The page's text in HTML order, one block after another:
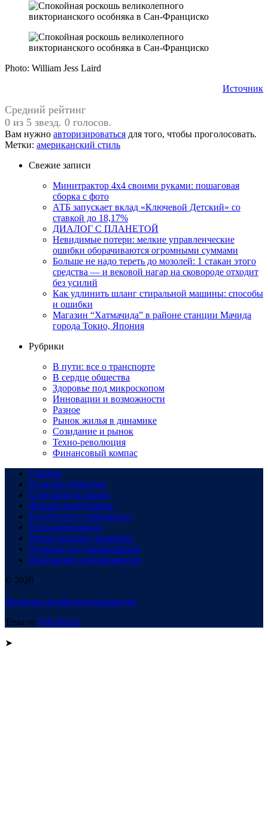
Photo: William Jess Laird
Источник
Средний рейтинг
0 из 5 звезд. 0 голосов.
Вам нужно авторизироваться для того, чтобы проголосовать.
Метки: американский стиль
Свежие записи
Минитрактор 4х4 своими руками: пошаговая
сборка с фото
АТБ запускает вклад «Ключевой Детский» со
ставкой до 18,17%
ДИАЛОГ С ПЛАНЕТОЙ
Невидимые потери: мелкие управленческие
ошибки оборачиваются огромными суммами
Больше не надо тереть до мозолей: 1 стакан этого
средства — и вековой нагар на сковороде отходит
без усилий
Как удлинить шланг стиральной машины: способы
и ошибки
Магазин “Хатмачида” в районе станции Мачида
города Токио, Япония
Рубрики
В пути: все о транспорте
В сердце общества
Здоровье под микроскопом
Инновации и возможности
Разное
Рынок жилья в динамике
Созидание и рынок
Техно-революция
Финансовый компас
Главная
В сердце общества
Созидание и рынок
Финансовый компас
В пути: все о транспорте
Техно-революция
Рынок жилья в динамике
Здоровье под микроскопом
Инновации и возможности
© 2026
Политика конфиденциальности
Тема от WP Puzzle
➤